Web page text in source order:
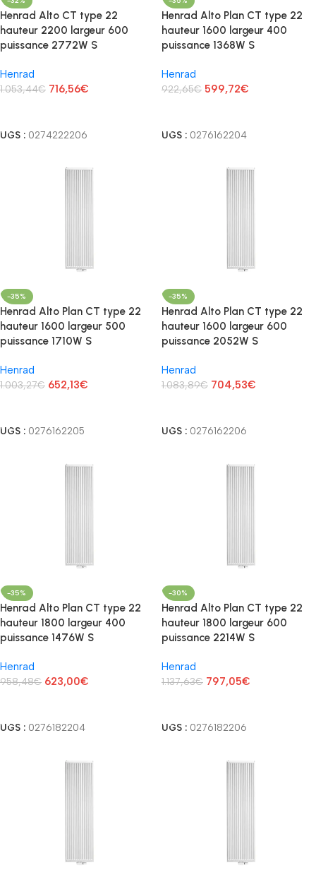
Henrad Alto CT type 22
hauteur 2200 largeur 600
puissance 2772W S
Henrad
1.053,44€ 716,56€
UGS : 0274222206
Henrad Alto Plan CT type 22
hauteur 1600 largeur 400
puissance 1368W S
Henrad
922,65€ 599,72€
UGS : 0276162204
-35%
Henrad Alto Plan CT type 22
hauteur 1600 largeur 500
puissance 1710W S
Henrad
1.003,27€ 652,13€
UGS : 0276162205
-35%
Henrad Alto Plan CT type 22
hauteur 1600 largeur 600
puissance 2052W S
Henrad
1.083,89€ 704,53€
UGS : 0276162206
-35%
Henrad Alto Plan CT type 22
hauteur 1800 largeur 400
puissance 1476W S
Henrad
958,48€ 623,00€
UGS : 0276182204
-30%
Henrad Alto Plan CT type 22
hauteur 1800 largeur 600
puissance 2214W S
Henrad
1.137,63€ 797,05€
UGS : 0276182206